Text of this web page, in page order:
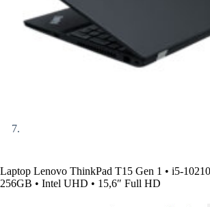
Laptop Lenovo ThinkPad T15 Gen 1 • i5-
256GB • Intel UHD • 15,6″ Full HD